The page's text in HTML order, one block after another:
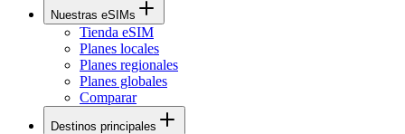
Nuestras eSIMs
Tienda eSIM
Planes locales
Planes regionales
Planes globales
Comparar
Destinos principales